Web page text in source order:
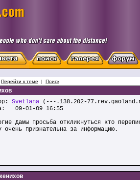
Перейти к теме | Поиск
Svetlana (---.138.202-
09-01-09 16:55
Дамы просьба откликнуться кто
очень признательна за информацию.